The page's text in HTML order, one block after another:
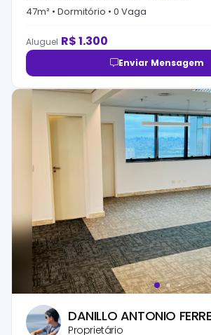
47m² • Dormitório • 0 Vaga
Aluguel R$1.300
Enviar Mensagem
DANILLO ANTONIO
Proprietário